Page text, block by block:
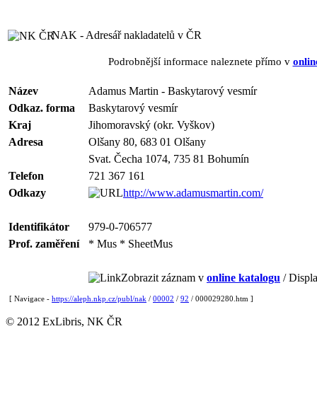
NAK - Adresář nakladatelů v ČR
Podrobnější informace naleznete přímo v
Název
Adamus Martin - Baskytarový vesmír
Odkaz. forma
Baskytarový vesmír
Kraj
Jihomoravský (okr. Vyškov)
Adresa
Olšany 80, 683 01 Olšany
Svat. Čecha 1074, 735 81 Bohumín
Telefon
721 367 161
Odkazy
http://www.adamusmartin.com/
Identifikátor
979-0-706577
Prof. zaměření
* Mus * SheetMus
Zobrazit záznam v online katalogu /
[ Navigace - https://aleph.nkp.cz/publ/nak / 00002 / 92 / 000029280.htm ]
© 2012 ExLibris, NK ČR